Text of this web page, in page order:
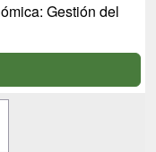
Gestión del